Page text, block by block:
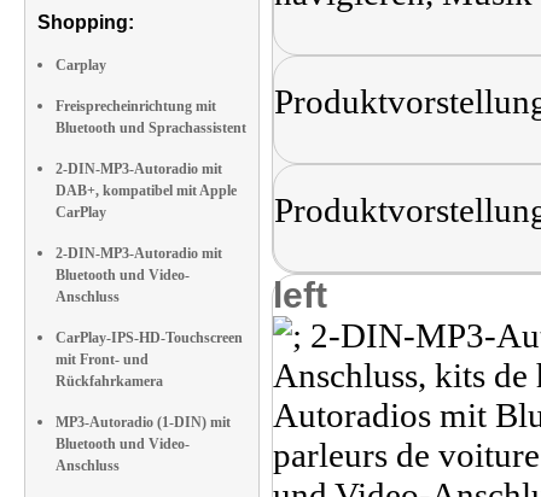
Shopping:
Carplay
Freisprecheinrichtung mit
Bluetooth und Sprachassistent
2-DIN-MP3-Autoradio mit
DAB+, kompatibel mit Apple
CarPlay
2-DIN-MP3-Autoradio mit
Bluetooth und Video-
Anschluss
CarPlay-IPS-HD-Touchscreen
mit Front- und
Rückfahrkamera
MP3-Autoradio (1-DIN) mit
Bluetooth und Video-
Anschluss
left